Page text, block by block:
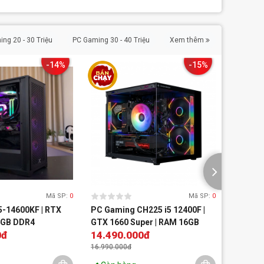
20 - 30 Triệu PC Gaming 30 - 40 Triệu Xem thêm
-14%
Mã SP: 0
14600KF | RTX
DDR4
-15%
Mã SP: 0
PC Gaming CH225 i5 12400F |
GTX 1660 Super | RAM 16GB
14.490.000đ
16.990.000đ